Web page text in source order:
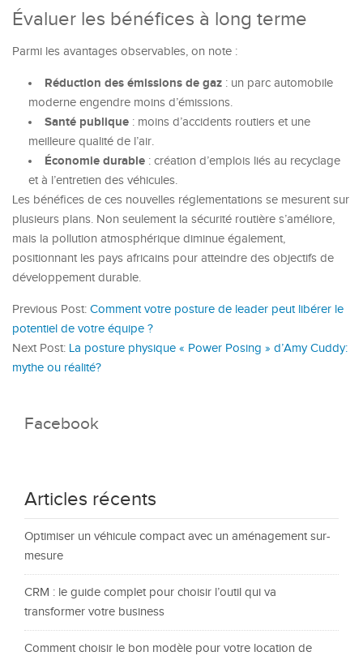
Évaluer les bénéfices à long terme
Parmi les avantages observables, on note :
Réduction des émissions de gaz : un parc automobile
moderne engendre moins d’émissions.
Santé publique : moins d’accidents routiers et une
meilleure qualité de l’air.
Économie durable : création d’emplois liés au recyclage
et à l’entretien des véhicules.
Les bénéfices de ces nouvelles réglementations se mesurent sur
plusieurs plans. Non seulement la sécurité routière s’améliore,
mais la pollution atmosphérique diminue également,
positionnant les pays africains pour atteindre des objectifs de
développement durable.
Previous Post: Comment votre posture de leader peut libérer le
potentiel de votre équipe ?
Next Post: La posture physique « Power Posing » d’Amy Cuddy:
mythe ou réalité?
Facebook
Articles récents
Optimiser un véhicule compact avec un aménagement sur-
mesure
CRM : le guide complet pour choisir l’outil qui va
transformer votre business
Comment choisir le bon modèle pour votre location de